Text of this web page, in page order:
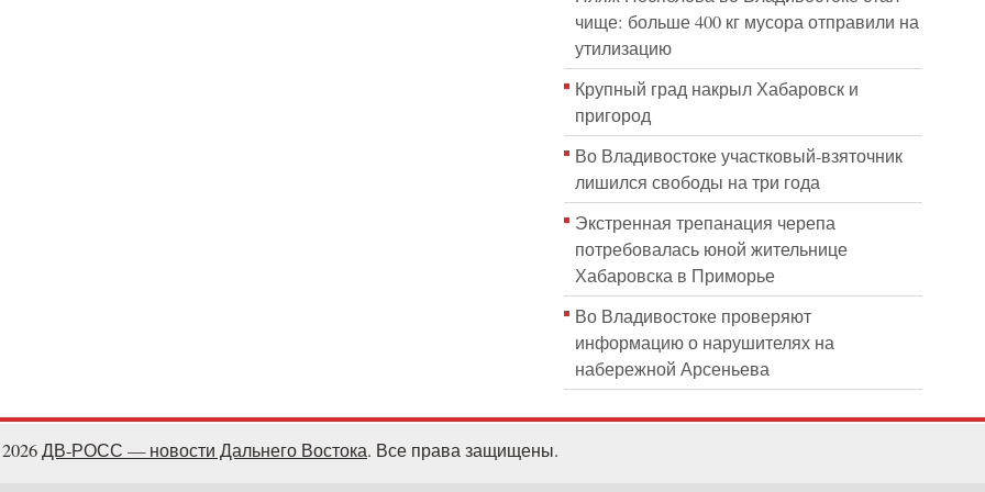
чище: больше 400 кг мусора отправили на
утилизацию
Крупный град накрыл Хабаровск и
пригород
Во Владивостоке участковый-взяточник
лишился свободы на три года
Экстренная трепанация черепа
потребовалась юной жительнице
Хабаровска в Приморье
Во Владивостоке проверяют
информацию о нарушителях на
набережной Арсеньева
ДВ-РОСС — новости Дальнего Востока. Все права защищены.